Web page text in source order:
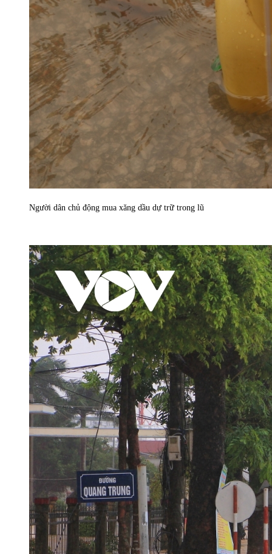
Người dân chủ động mua xăng dầu dự trữ trong lũ